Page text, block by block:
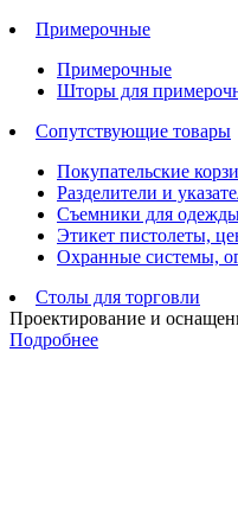
Примерочные
Примерочные
Шторы для
Сопутствующие товары
Покупательские
Разделители и
Съемники для
Этикет пистолеты,
Охранные системы,
Столы для торговли
Проектирование и
Подробнее